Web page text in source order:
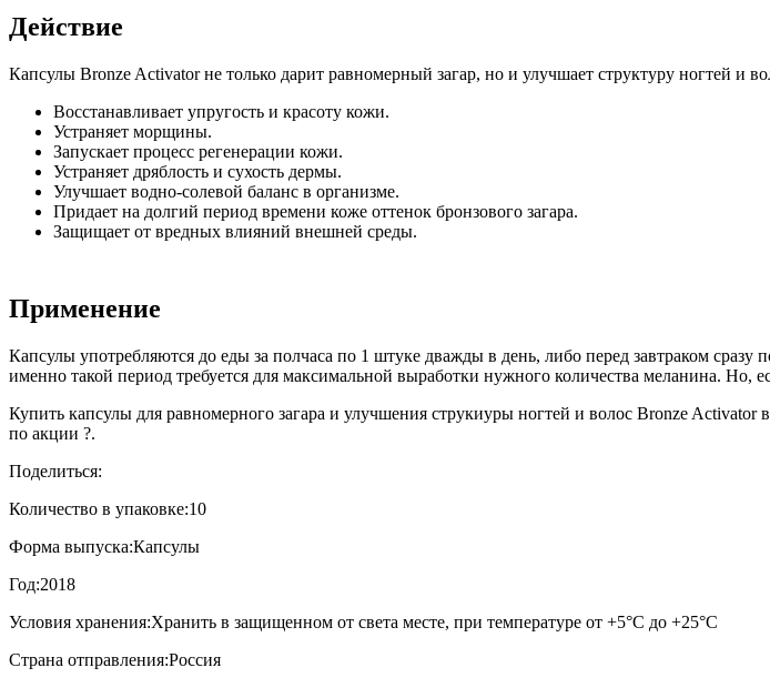
Действие
Капсулы Bronze Activator не только дарит равномерный загар, но и улучшает структуру ногтей и
Восстанавливает упругость и красоту кожи.
Устраняет морщины.
Запускает процесс регенерации кожи.
Устраняет дряблость и сухость дермы.
Улучшает водно-солевой баланс в организме.
Придает на долгий период времени коже оттенок бронзового загара.
Защищает от вредных влияний внешней среды.
Применение
Капсулы употребляются до еды за полчаса по 1 штуке дважды в день, либо перед завтраком
именно такой период требуется для максимальной выработки нужного количества меланина. Но,
Купить капсулы для равномерного загара и улучшения струкиуры ногтей и волос Bronze
по акции ?.
Поделиться:
Количество в упаковке:10
Форма выпуска:Капсулы
Год:2018
Условия хранения:Хранить в защищенном от света месте, при температуре от +5°С до +25°С
Страна отправления:Россия